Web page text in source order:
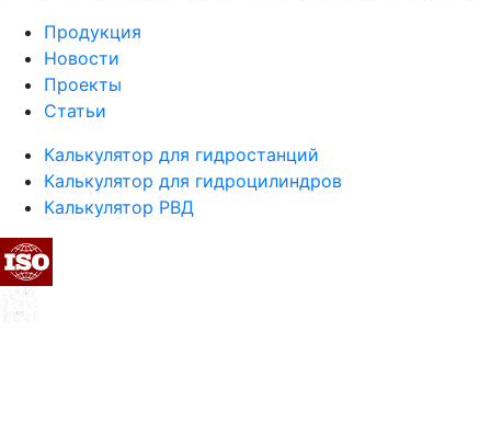
Продукция
Новости
Проекты
Статьи
Калькулятор для гидростанций
Калькулятор для гидроцилиндров
Калькулятор РВД